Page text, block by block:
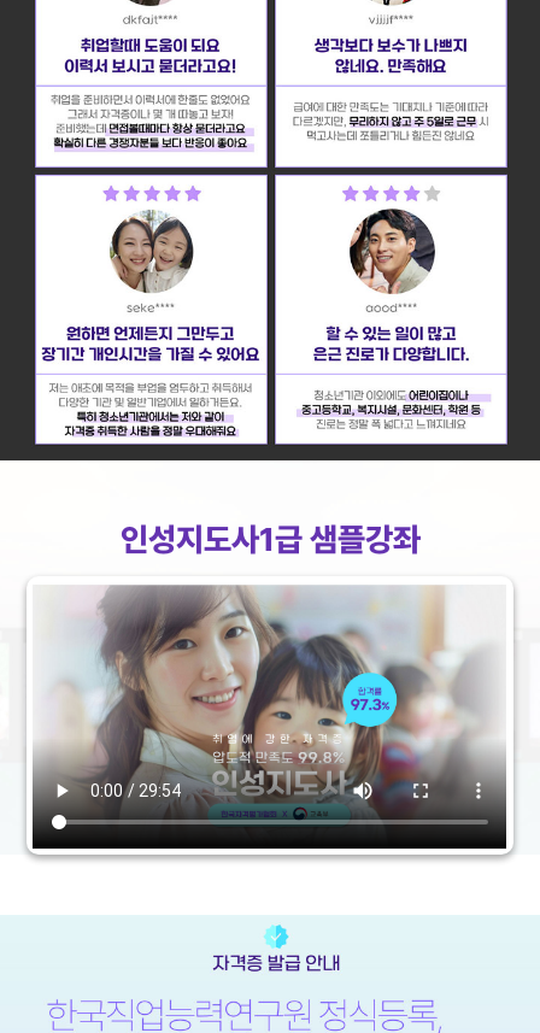
인성지도사1급 샘플강좌